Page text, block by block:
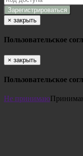
× закрыть
Пользовательское
× закрыть
Пользовательское
Не принимаю